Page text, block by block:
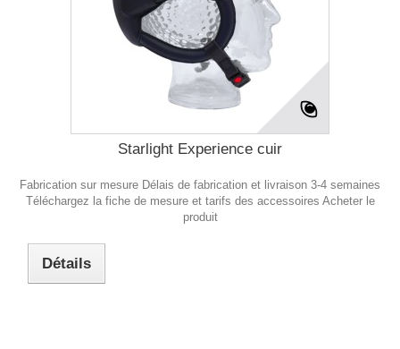
Starlight Experience cuir
Fabrication sur mesure Délais de fabrication et livraison 3-4 semaines
Téléchargez la fiche de mesure et tarifs des accessoires Acheter le
produit
Détails